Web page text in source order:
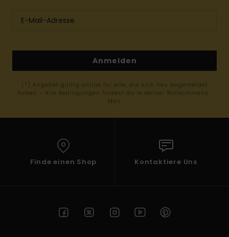
Anmelden
(*) Angebot gültig online für alle, die sich neu angemeldet
haben - Alle Bedingungen findest du in deiner Willkommens-
Mail
Finde einen Shop Kontaktiere Uns